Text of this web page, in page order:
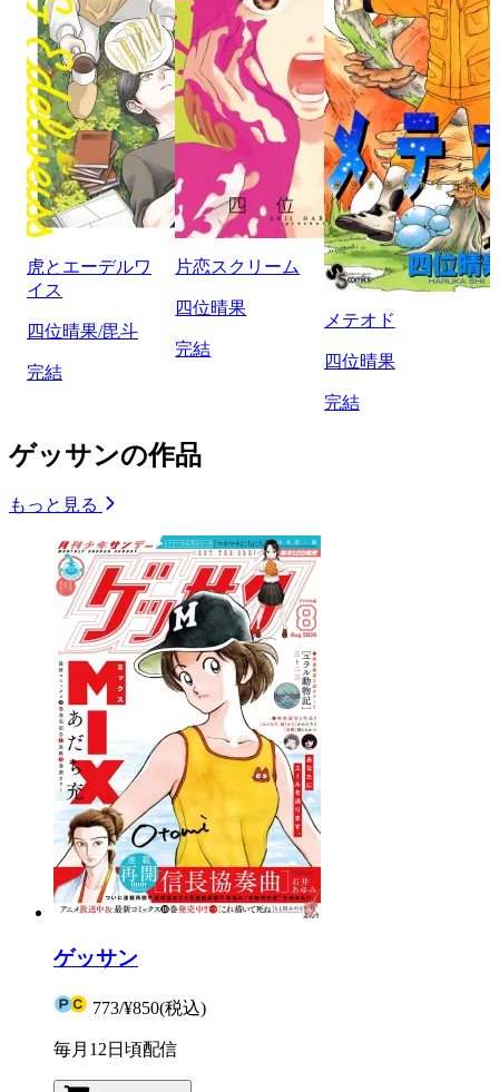
虎とエーデルワ
イス
四位晴果/毘斗
完結
片恋スクリーム
四位晴果
完結
メテオド
四位晴果
完結
ゲッサンの作品
もっと見る
ゲッサン
773/¥850(税込)
毎月12日頃配信